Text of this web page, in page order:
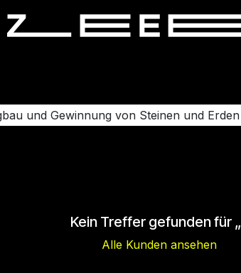
und Gewinnung von Steinen und Erden
Kein Treffer gefunden für „
Alle Kunden ansehen